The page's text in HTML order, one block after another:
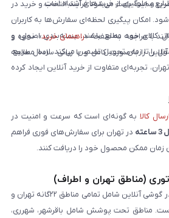
و جلوگیری از خریدهای اشتباه است.
سایت باعث می‌شود فرآیند انتخاب و خرید در
امکان پیگیری لحظه‌ای سفارش‌ها به کاربران
کالای خود مطلع باشند. بسته‌بندی اصولی و
را تا زمان تحویل تضمین می‌کند. ارسال سریع،
تجربه‌ای متفاوت از خرید آنلاین ایجاد کرده
با مراجعه به صفحه «راهنمای خرید»، نحوه و
را به‌صورت کامل و با زبانی ساده مطالعه
کالا به گونه‌ای است که سرعت و امنیت در
در تهران برای سفارش‌های فوری فراهم
زمان ممکن محصول خود را دریافت کنند.
(مناطق تهران و اطراف)
ارسال از طریق پیک موتوری در گوشی آنلاین شامل تمامی مناطق ۲۲گانه تهران و
مناطق تحت پوشش شامل باقرشهر، شهرری،